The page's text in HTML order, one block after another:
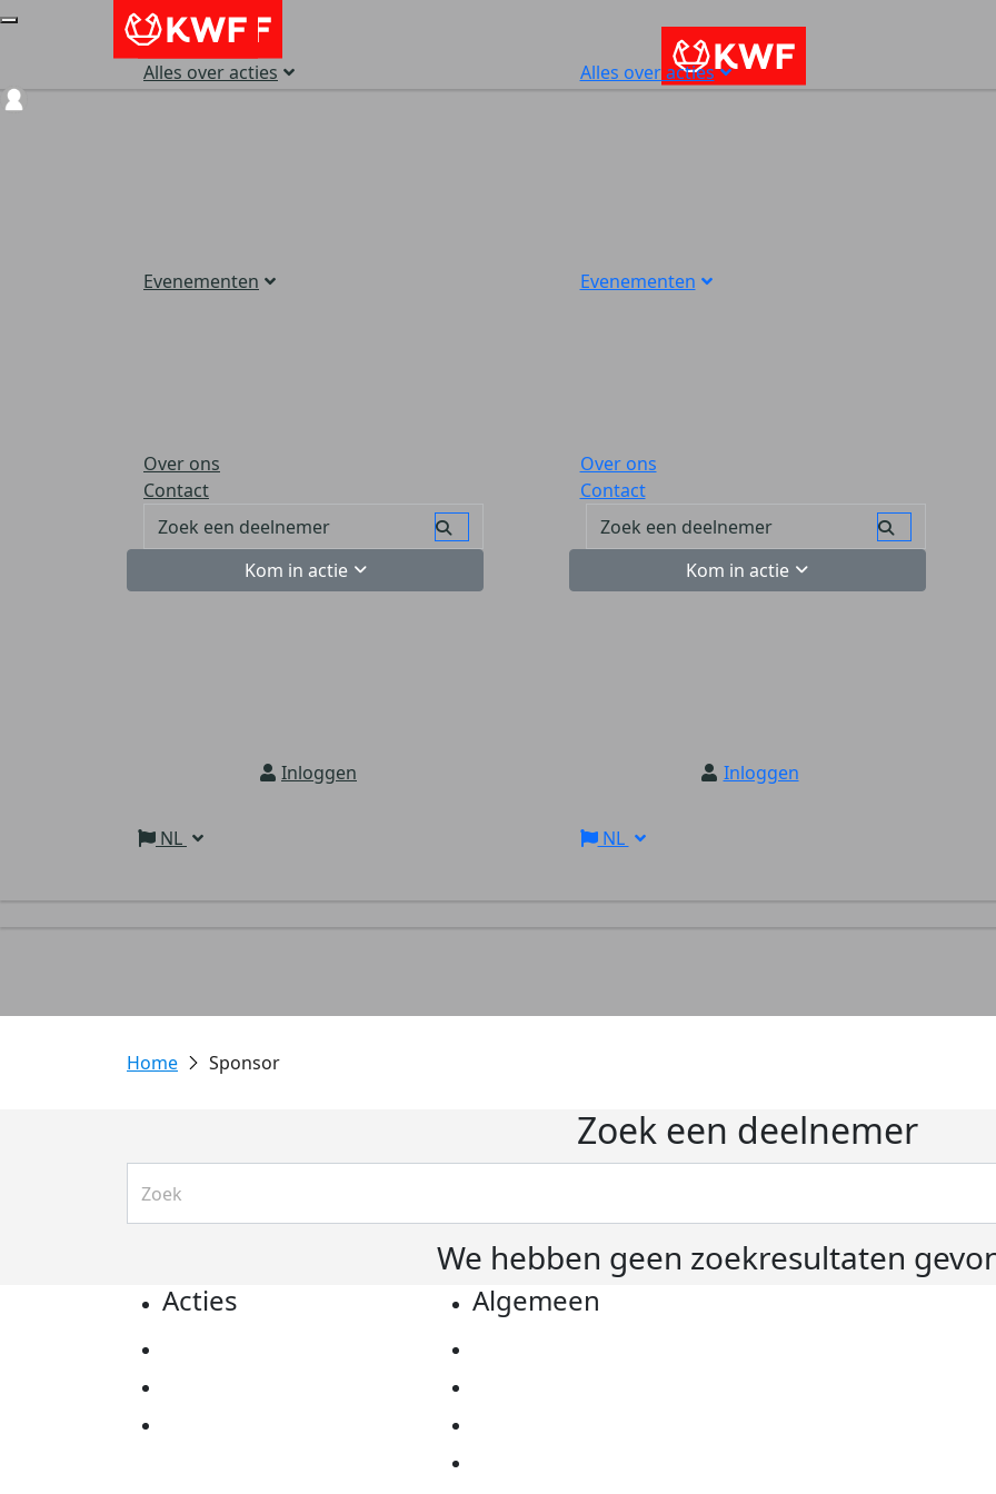
Alles over acties
Evenementen
Over ons
Contact
Kom in actie
Inloggen
NL
Alles over acties
Evenementen
Over ons
Contact
Kom in actie
Inloggen
NL
Sponsor
Zoek een deelnemer
We hebben geen zoekresultaten
Acties Algemeen